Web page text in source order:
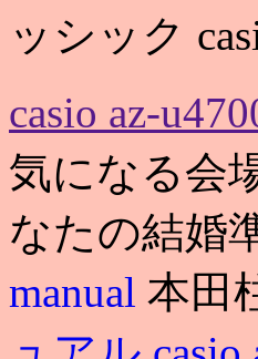
ッシック
casio az-
気になる会
なたの結婚
manual 本田